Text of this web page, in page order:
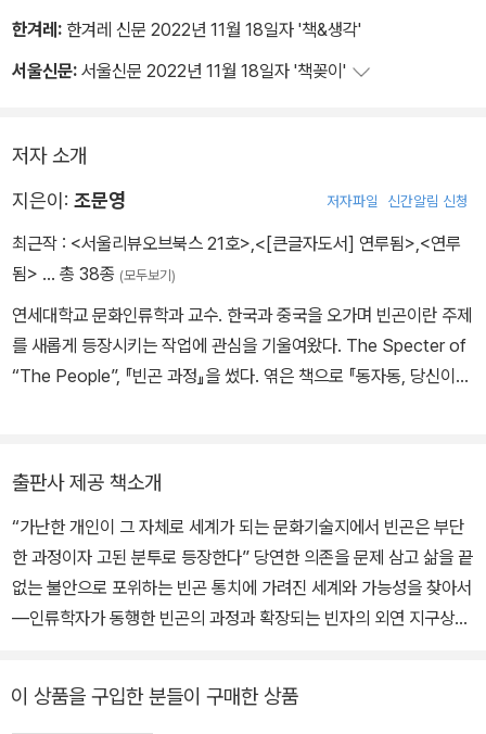
한겨레: 한겨레 신문 2022년 11월 18일자 '책&생각'
서울신문: 서울신문 2022년 11월 18일자 '책꽂이'
저자 소개
지은이: 조문영 저자파일 신간알림 신청
최근작 : <서울리뷰오브북스 21호>,<[큰글자도서] 연루됨>,<연루
됨> … 총 38종 (모두보기)
연세대학교 문화인류학과 교수. 한국과 중국을 오가며 빈곤이란 주제
를 새롭게 등장시키는 작업에 관심을 기울여왔다. The Specter of
“The People”, 『빈곤 과정』을 썼다. 엮은 책으로 『동자동, 당신이
출판사 제공 책소개
“가난한 개인이 그 자체로 세계가 되는 문화기술지에서 빈곤은 부단
한 과정이자 고된 분투로 등장한다” 당연한 의존을 문제 삼고 삶을 끝
없는 불안으로 포위하는 빈곤 통치에 가려진 세계와 가능성을 찾아서
―인류학자가 동행한 빈곤의 과정과 확장되는 빈자의 외연 지구상의
노, 무력감이 자기비하로, 피붙이에 대한 폭력으로 치닫는다. 쪽방촌,
이 상품을 구입한 분들이 구매한 상품